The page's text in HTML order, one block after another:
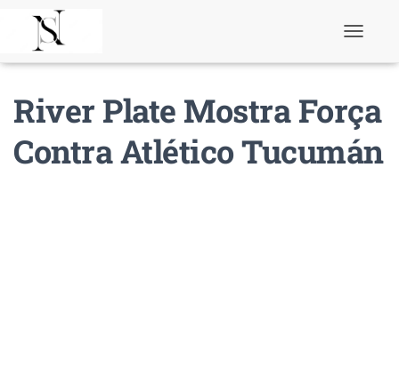
l
e
a
v
River Plate Mostra Força
Contra Atlético Tucumán